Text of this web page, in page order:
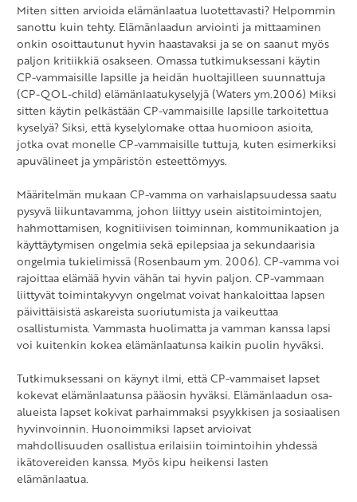
Miten sitten arvioida elämänlaatua luotettavasti? Helpommin
sanottu kuin tehty. Elämänlaadun arviointi ja mittaaminen
onkin osoittautunut hyvin haastavaksi ja se on saanut myös
paljon kritiikkiä osakseen. Omassa tutkimuksessani käytin
CP-vammaisille lapsille ja heidän huoltajilleen suunnattuja
(CP-QOL-child) elämänlaatukyselyjä (Waters ym.2006) Miksi
sitten käytin pelkästään CP-vammaisille lapsille tarkoitettua
kyselyä? Siksi, että kyselylomake ottaa huomioon asioita,
jotka ovat monelle CP-vammaisille tuttuja, kuten esimerkiksi
apuvälineet ja ympäristön esteettömyys.
Määritelmän mukaan CP-vamma on varhaislapsuudessa saatu
pysyvä liikuntavamma, johon liittyy usein aistitoimintojen,
hahmottamisen, kognitiivisen toiminnan, kommunikaation ja
käyttäytymisen ongelmia sekä epilepsiaa ja sekundaarisia
ongelmia tukielimissä (Rosenbaum ym. 2006). CP-vamma voi
rajoittaa elämää hyvin vähän tai hyvin paljon. CP-vammaan
liittyvät toimintakyvyn ongelmat voivat hankaloittaa lapsen
päivittäisistä askareista suoriutumista ja vaikeuttaa
osallistumista. Vammasta huolimatta ja vamman kanssa lapsi
voi kuitenkin kokea elämänlaatunsa kaikin puolin hyväksi.
Tutkimuksessani on käynyt ilmi, että CP-vammaiset lapset
kokevat elämänlaatunsa pääosin hyväksi. Elämänlaadun osa-
alueista lapset kokivat parhaimmaksi psyykkisen ja sosiaalisen
hyvinvoinnin. Huonoimmiksi lapset arvioivat
mahdollisuuden osallistua erilaisiin toimintoihin yhdessä
ikätovereiden kanssa. Myös kipu heikensi lasten
elämänlaatua.